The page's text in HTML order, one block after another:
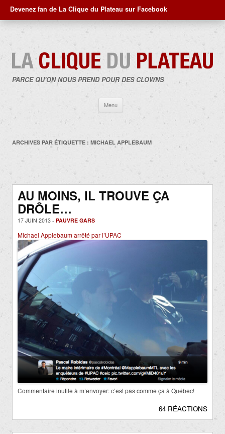
Devenez fan de La Clique du Plateau sur Facebook
PARCE QU'ON NOUS PREND POUR DES CLOWNS
Menu
contenu
ARCHIVES PAR ÉTIQUETTE : MICHAEL APPLEBAUM
AU MOINS, IL TROUVE ÇA
DRÔLE…
17 JUIN 2013 - PAUVRE GARS
Michael Applebaum arrêté par l’UPAC
Commentaire inutile à m’envoyer: c’est pas comme ça à Québec!
64 RÉACTIONS